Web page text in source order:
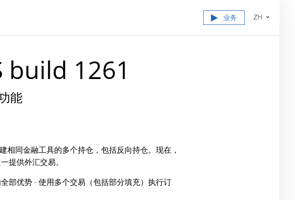
业务 ZH
build 1261
能
同金融工具的多个持仓，包括反向持仓。现在，
提供外汇交易。
部优势 - 使用多个交易（包括部分填充）执行订